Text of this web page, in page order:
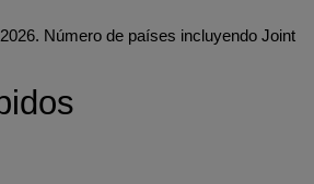
Número de países incluyendo Joint